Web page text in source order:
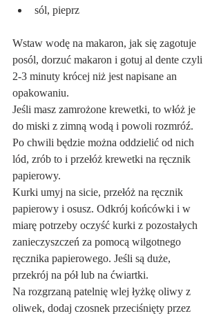
sól, pieprz
Wstaw wodę na makaron, jak się zagotuje
posól, dorzuć makaron i gotuj al dente czyli
2-3 minuty krócej niż jest napisane an
opakowaniu.
Jeśli masz zamrożone krewetki, to włóż je
do miski z zimną wodą i powoli rozmróź.
Po chwili będzie można oddzielić od nich
lód, zrób to i przełóż krewetki na ręcznik
papierowy.
Kurki umyj na sicie, przełóż na ręcznik
papierowy i osusz. Odkrój końcówki i w
miarę potrzeby oczyść kurki z pozostałych
zanieczyszczeń za pomocą wilgotnego
ręcznika papierowego. Jeśli są duże,
przekrój na pół lub na ćwiartki.
Na rozgrzaną patelnię wlej łyżkę oliwy z
oliwek, dodaj czosnek przeciśnięty przez